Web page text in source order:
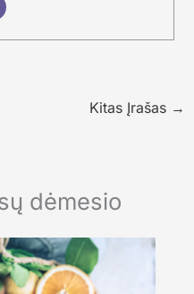
Kitas Įrašas →
dėmesio